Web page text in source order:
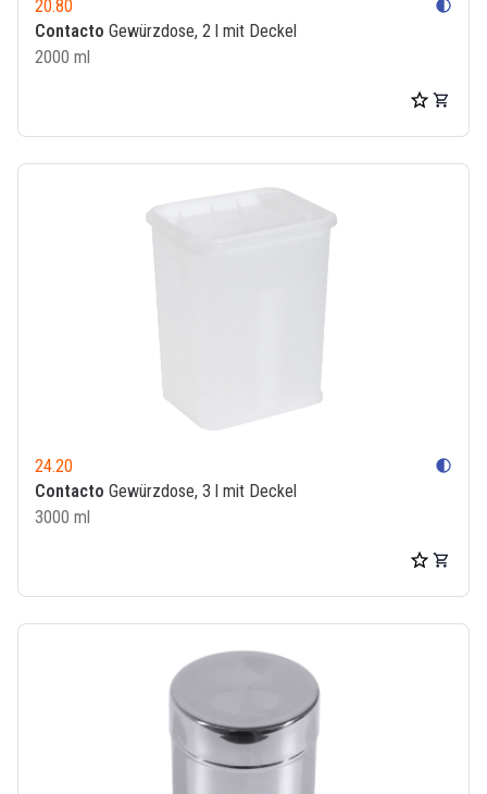
20.80 contrast
Contacto Gewürzdose, 2 l mit Deckel
2000 ml
24.20 contrast
Contacto Gewürzdose, 3 l mit Deckel
3000 ml